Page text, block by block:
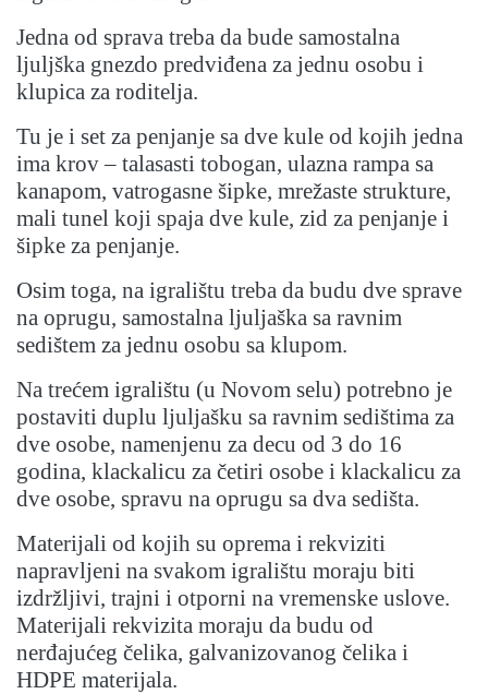
Jedna od sprava treba da bude samostalna
ljuljška gnezdo predviđena za jednu osobu i
klupica za roditelja.
Tu je i set za penjanje sa dve kule od kojih jedna
ima krov – talasasti tobogan, ulazna rampa sa
kanapom, vatrogasne šipke, mrežaste strukture,
mali tunel koji spaja dve kule, zid za penjanje i
šipke za penjanje.
Osim toga, na igralištu treba da budu dve sprave
na oprugu, samostalna ljuljaška sa ravnim
sedištem za jednu osobu sa klupom.
Na trećem igralištu (u Novom selu) potrebno je
postaviti duplu ljuljašku sa ravnim sedištima za
dve osobe, namenjenu za decu od 3 do 16
godina, klackalicu za četiri osobe i klackalicu za
dve osobe, spravu na oprugu sa dva sedišta.
Materijali od kojih su oprema i rekviziti
napravljeni na svakom igralištu moraju biti
izdržljivi, trajni i otporni na vremenske uslove.
Materijali rekvizita moraju da budu od
nerđajućeg čelika, galvanizovanog čelika i
HDPE materijala.